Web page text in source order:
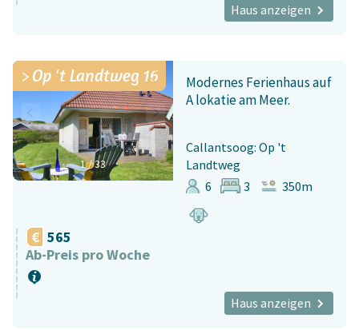
Haus anzeigen
1/33
Op 't Landtweg 16
Modernes Ferienhaus auf
A lokatie am Meer.
Callantsoog: Op 't
Landtweg
6
3 350m
565
Ab-Preis pro Woche
Haus anzeigen